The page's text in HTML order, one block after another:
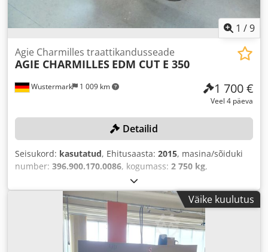
1 /9
Wustermark 1 009 km
Agie Charmilles traattikandusseade
AGIE CHARMILLES EDM CUT E 350
1 700 €
Veel 4 päeva
Detailid
Seisukord: kasutatud, Ehitusaasta: 2015, masina/sõiduki
number: 396.900.170.0086, kogumass: 2 750 kg,
Väike kuulutus